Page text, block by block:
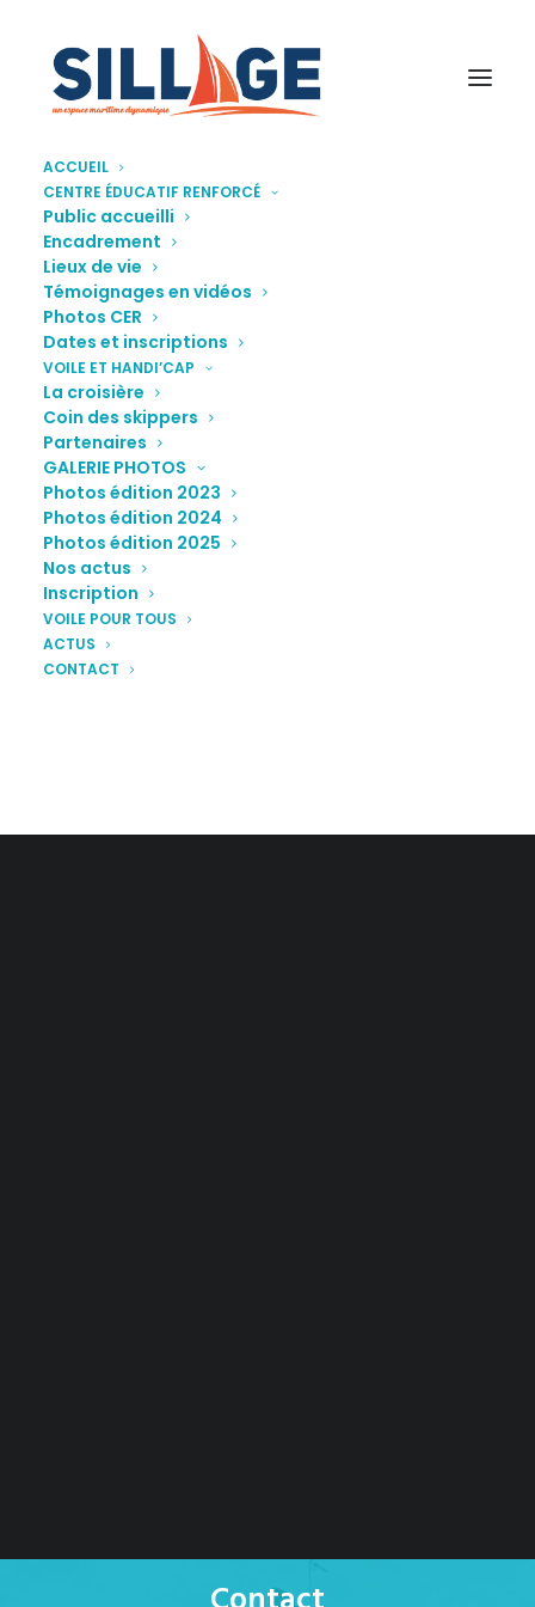
ACCUEIL
CENTRE ÉDUCATIF RENFORCÉ
Public accueilli
Encadrement
Lieux de vie
Témoignages en vidéos
Photos CER
Dates et inscriptions
VOILE ET HANDI’CAP
La croisière
Coin des skippers
Partenaires
GALERIE PHOTOS
Photos édition 2023
Photos édition 2024
Photos édition 2025
Nos actus
Inscription
VOILE POUR TOUS
ACTUS
CONTACT
VoileHandicap2014-6
Accueil Galerie photos